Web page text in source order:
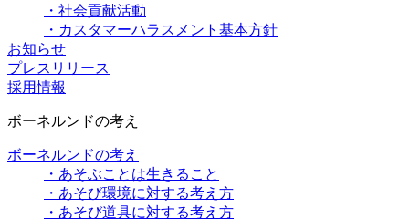
・社会貢献活動
・カスタマーハラスメント基本方針
お知らせ
プレスリリース
採用情報
ボーネルンドの考え
ボーネルンドの考え
・あそぶことは生きること
・あそび環境に対する考え方
・あそび道具に対する考え方